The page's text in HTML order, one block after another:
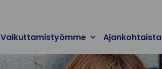
Vaikuttamistyömme Ajankohtaista